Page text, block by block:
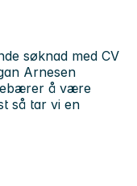
søknad med CV
Arnesen
å være
så tar vi en